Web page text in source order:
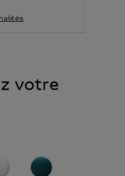
2 roues motrices
votre